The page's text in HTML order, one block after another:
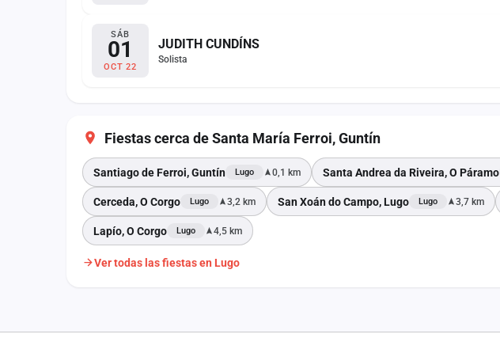
SÁB
01
OCT 22
JUDITH CUNDÍNS
Solista
Fiestas cerca de Santa María Ferroi, Guntín
Santiago de Ferroi, Guntín Lugo 0,1 km Santa Andrea da Riveira, O Páramo
Cerceda, O Corgo Lugo 3,2 km San Xoán do Campo, Lugo Lugo 3,7 km
Lapío, O Corgo Lugo 4,5 km
Ver todas las fiestas en Lugo